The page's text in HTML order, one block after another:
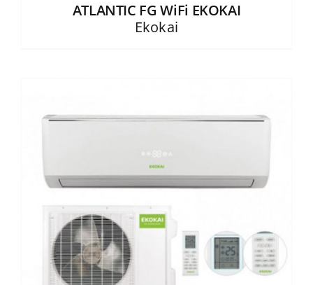
ATLANTIC FG WiFi EKOKAI
Ekokai